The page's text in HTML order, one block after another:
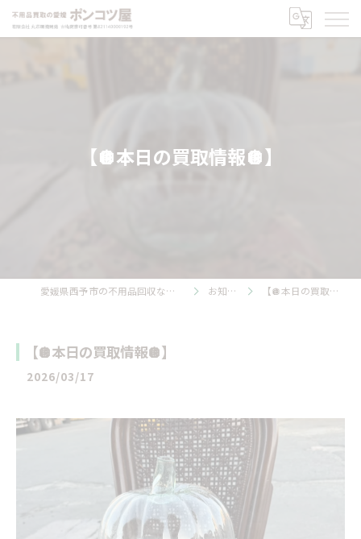
【🪩本日の買取情報🪩】
愛媛県西予市の不用品回収ならポンコツ屋 お知らせ 【🪩本日の買取情報🪩】
【🪩本日の買取情報🪩】
2026/03/17